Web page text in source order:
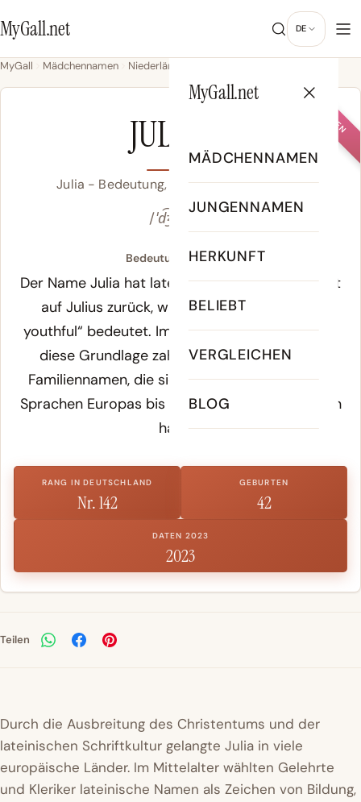
MyGall.net DE
MyGall.net
MÄDCHENNAMEN
JUNGENNAMEN
HERKUNFT
BELIEBT
VERGLEICHEN
BLOG
MyGall Mädchennamen Niederländisch
MÄDCHEN
JULIA
Julia - Bedeutung, Herkunft & Beliebtheit
/ˈd͡ʒuː.li.ə/
Bedeutung von Julia:
Der Name Julia hat lateinische Wurzeln und geht
auf Julius zurück, was „downy-bearded or
youthful“ bedeutet. Im Römischen Reich bildete
diese Grundlage zahlreiche Personen- und
Familiennamen, die sich über die romanischen
Sprachen Europas bis in die Gegenwart erhalten
haben.
RANG IN DEUTSCHLAND
Nr. 142
GEBURTEN
42
DATEN 2023
2023
Teilen
Durch die Ausbreitung des Christentums und der
lateinischen Schriftkultur gelangte Julia in viele
europäische Länder. Im Mittelalter wählten Gelehrte
und Kleriker lateinische Namen als Zeichen von Bildung,